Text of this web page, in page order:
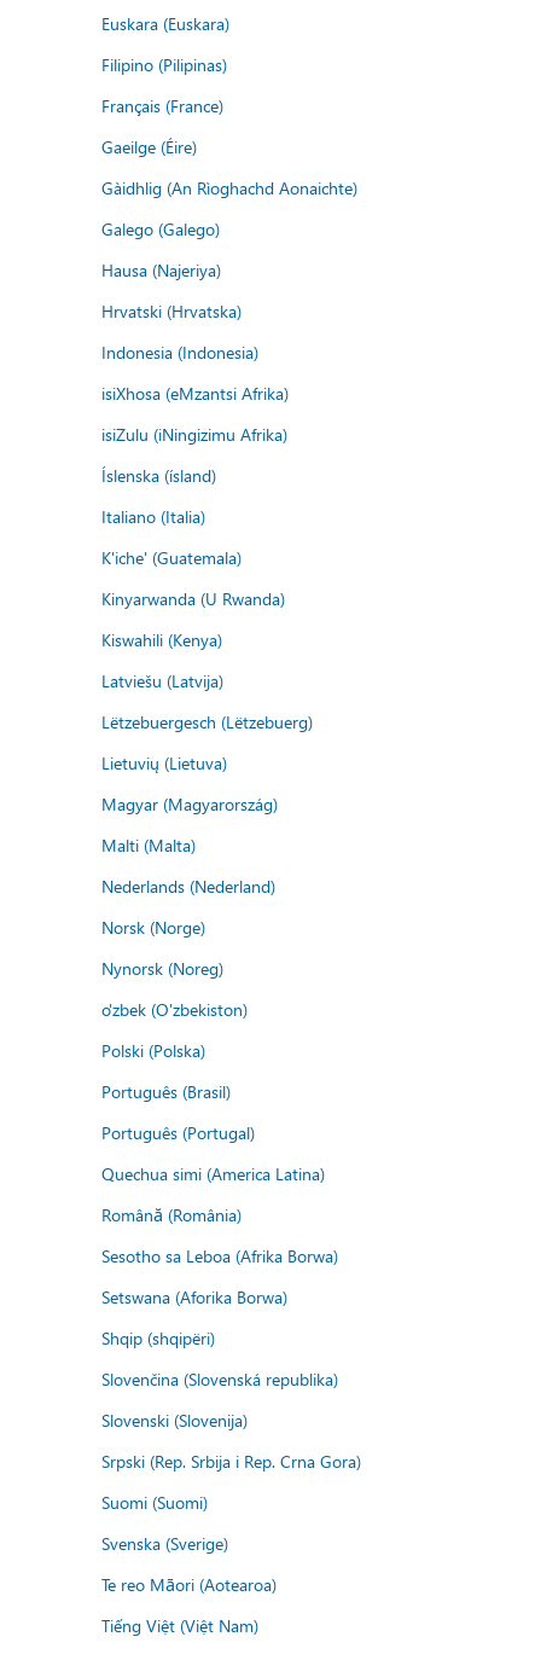
Euskara (Euskara)
Filipino (Pilipinas)
Français (France)
Gaeilge (Éire)
Gàidhlig (An Rìoghachd Aonaichte)
Galego (Galego)
Hausa (Najeriya)
Hrvatski (Hrvatska)
Indonesia (Indonesia)
isiXhosa (eMzantsi Afrika)
isiZulu (iNingizimu Afrika)
Íslenska (ísland)
Italiano (Italia)
K'iche' (Guatemala)
Kinyarwanda (U Rwanda)
Kiswahili (Kenya)
Latviešu (Latvija)
Lëtzebuergesch (Lëtzebuerg)
Lietuvių (Lietuva)
Magyar (Magyarország)
Malti (Malta)
Nederlands (Nederland)
Norsk (Norge)
Nynorsk (Noreg)
o'zbek (O'zbekiston)
Polski (Polska)
Português (Brasil)
Português (Portugal)
Quechua simi (America Latina)
Română (România)
Sesotho sa Leboa (Afrika Borwa)
Setswana (Aforika Borwa)
Shqip (shqipëri)
Slovenčina (Slovenská republika)
Slovenski (Slovenija)
Srpski (Rep. Srbija i Rep. Crna Gora)
Suomi (Suomi)
Svenska (Sverige)
Te reo Māori (Aotearoa)
Tiếng Việt (Việt Nam)